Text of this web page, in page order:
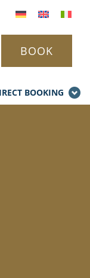
BOOKING
BOOK